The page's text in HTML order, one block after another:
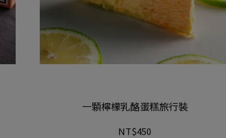
一顆檸檬乳酪蛋糕旅行裝
NT$450